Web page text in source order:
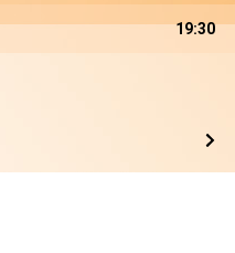
19:30